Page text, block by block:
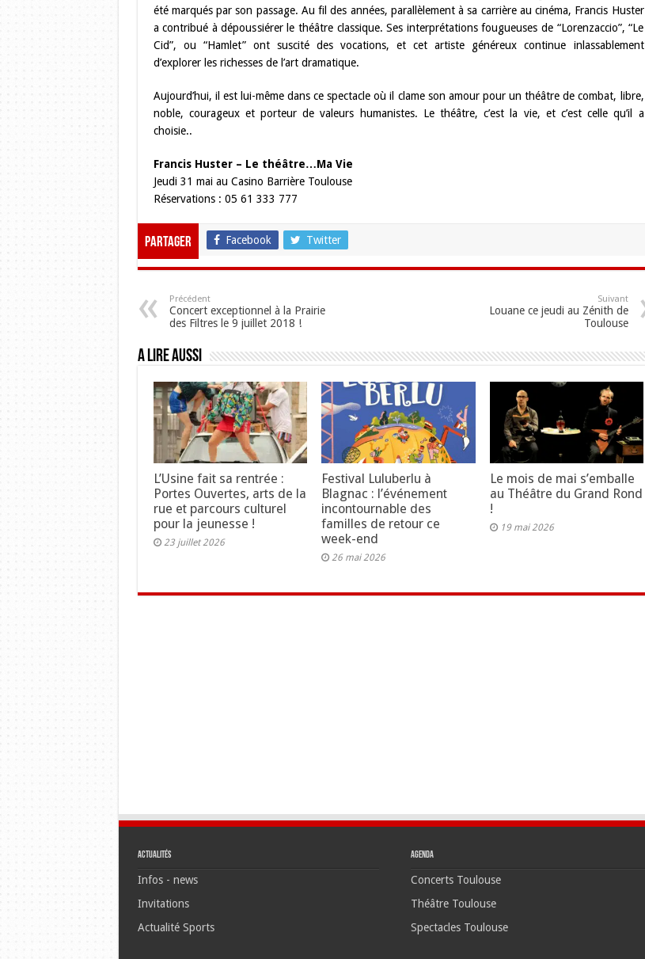
été marqués par son passage. Au fil des années, parallèlement à sa carrière au cinéma, Francis Huster
a contribué à dépoussiérer le théâtre classique. Ses interprétations fougueuses de “Lorenzaccio”, “Le
Cid”, ou “Hamlet” ont suscité des vocations, et cet artiste généreux continue inlassablement
d’explorer les richesses de l’art dramatique.
Aujourd’hui, il est lui-même dans ce spectacle où il clame son amour pour un théâtre de combat, libre,
noble, courageux et porteur de valeurs humanistes. Le théâtre, c’est la vie, et c’est celle qu’il a
choisie..
Francis Huster – Le théâtre…Ma Vie
Jeudi 31 mai au Casino Barrière Toulouse
Réservations : 05 61 333 777
Partager Facebook Twitter
Précédent
Concert exceptionnel à la Prairie
des Filtres le 9 juillet 2018 !
Suivant
Louane ce jeudi au Zénith de
Toulouse
A lire aussi
L’Usine fait sa rentrée :
Portes Ouvertes, arts de la
rue et parcours culturel
pour la jeunesse !
23 juillet 2026
Festival Luluberlu à
Blagnac : l’événement
incontournable des
familles de retour ce
week-end
26 mai 2026
Le mois de mai s’emballe
au Théâtre du Grand Rond
!
19 mai 2026
Actualités
Infos - news
Invitations
Actualité Sports
Agenda
Concerts Toulouse
Théâtre Toulouse
Spectacles Toulouse